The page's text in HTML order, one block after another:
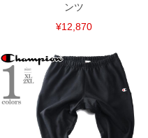
ンツ
¥12,870